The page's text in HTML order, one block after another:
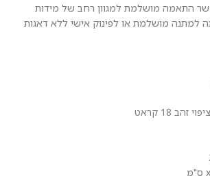
התאמה מושלמת למגוון רחב של מידות
למתנה מושלמת או לפינוק אישי ללא דאגות
18 קראט